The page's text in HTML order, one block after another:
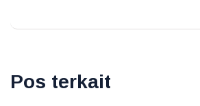
Pos terkait